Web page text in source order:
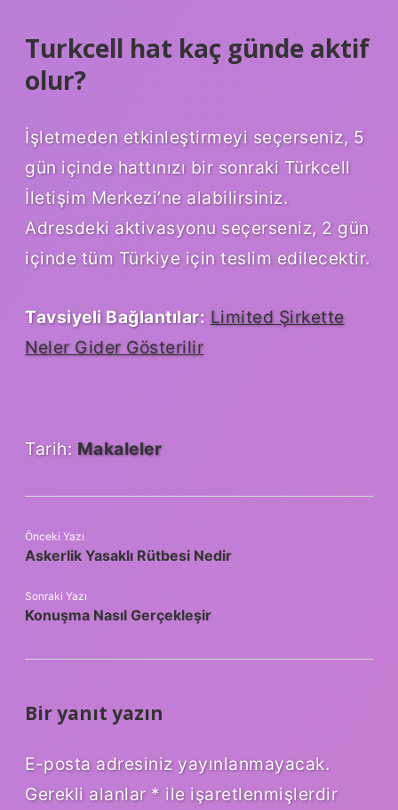
Turkcell hat kaç günde aktif
olur?
İşletmeden etkinleştirmeyi seçerseniz, 5
gün içinde hattınızı bir sonraki Türkcell
İletişim Merkezi’ne alabilirsiniz.
Adresdeki aktivasyonu seçerseniz, 2 gün
içinde tüm Türkiye için teslim edilecektir.
Tavsiyeli Bağlantılar: Limited Şirkette
Neler Gider Gösterilir
Tarih: Makaleler
Önceki Yazı
Askerlik Yasaklı Rütbesi Nedir
Sonraki Yazı
Konuşma Nasıl Gerçekleşir
Bir yanıt yazın
E-posta adresiniz yayınlanmayacak.
Gerekli alanlar * ile işaretlenmişlerdir